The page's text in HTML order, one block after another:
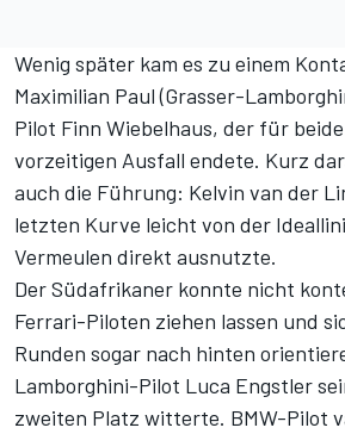
Wenig später kam es zu einem
Maximilian Paul (Grasser-
Pilot Finn Wiebelhaus, der für
vorzeitigen Ausfall endete. Kurz
auch die Führung: Kelvin van der
letzten Kurve leicht von der
Vermeulen direkt ausnutzte.
Der Südafrikaner konnte nicht
Ferrari-Piloten ziehen lassen und
Runden sogar nach hinten
Lamborghini-Pilot Luca Engstler
zweiten Platz witterte. BMW-Pilot